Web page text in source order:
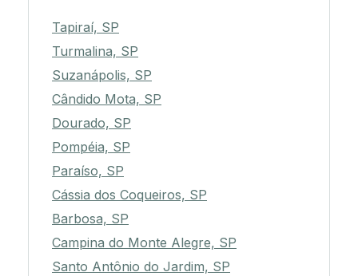
Tapiraí, SP
Turmalina, SP
Suzanápolis, SP
Cândido Mota, SP
Dourado, SP
Pompéia, SP
Paraíso, SP
Cássia dos Coqueiros, SP
Barbosa, SP
Campina do Monte Alegre, SP
Santo Antônio do Jardim, SP